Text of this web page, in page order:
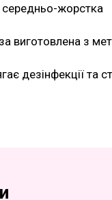
середньо-жорстка
виготовлена з
дезінфекції та